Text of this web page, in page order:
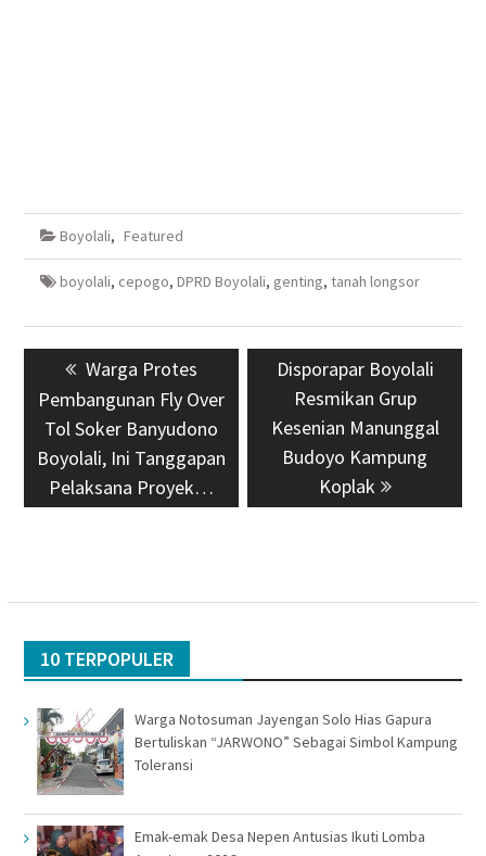
Boyolali, Featured
boyolali, cepogo, DPRD Boyolali, genting, tanah longsor
Navigasi
Previous
post:
Warga Protes
Pembangunan Fly Over
Tol Soker Banyudono
Boyolali, Ini Tanggapan
Pelaksana Proyek…
Next
post:
Disporapar Boyolali
Resmikan Grup
Kesenian Manunggal
Budoyo Kampung
Koplak
10 TERPOPULER
Warga Notosuman Jayengan Solo Hias Gapura
Bertuliskan “JARWONO” Sebagai Simbol Kampung
Toleransi
Emak-emak Desa Nepen Antusias Ikuti Lomba